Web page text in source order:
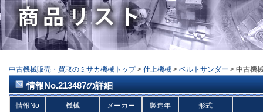
中古機械販売・買取のミサカ機械トップ > 仕上機械 > ベルトサンダー > 中古機
情報No.213487の詳細
情報No 機械 メーカー 製造年 形式